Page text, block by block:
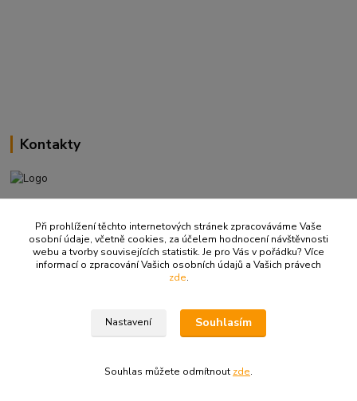
Kontakty
(Po-Pá, 9-18 hod.)
info@ritualbrno-eshop.cz
© 2008-2026 Rituál. Všechna práva vyhrazena.
Při prohlížení těchto internetových stránek zpracováváme Vaše
osobní údaje, včetně cookies, za účelem hodnocení návštěvnosti
webu a tvorby souvisejících statistik. Je pro Vás v pořádku? Více
informací o zpracování Vašich osobních údajů a Vašich právech
zde.
Nastavení Souhlasím
Souhlas můžete odmítnout zde.